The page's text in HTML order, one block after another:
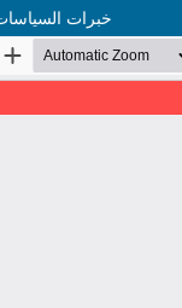
خبرات السياسات